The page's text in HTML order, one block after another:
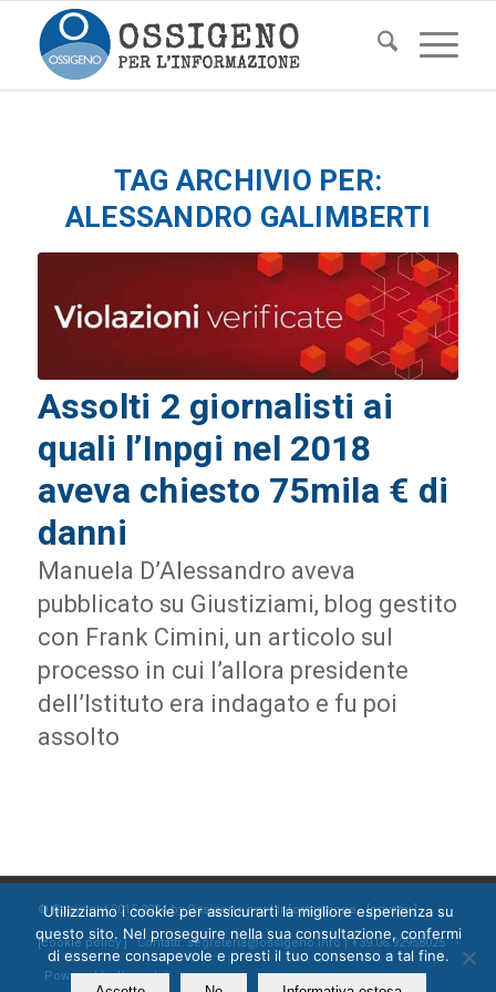
TAG ARCHIVIO PER:
ALESSANDRO GALIMBERTI
Assolti 2 giornalisti ai
quali l’Inpgi nel 2018
aveva chiesto 75mila € di
danni
Manuela D’Alessandro aveva
pubblicato su Giustiziami, blog gestito
con Frank Cimini, un articolo sul
processo in cui l’allora presidente
dell’Istituto era indagato e fu poi
assolto
© Copyright 2015-2024 by Ossigeno per l'informazione [privacy]
[cookie policy ] Contatti: segreteria@ossigeno.info | +39.06.92958025 -
Powered byKappabit
Utilizziamo i cookie per assicurarti la migliore esperienza su
questo sito. Nel proseguire nella sua consultazione, confermi
di esserne consapevole e presti il tuo consenso a tal fine.